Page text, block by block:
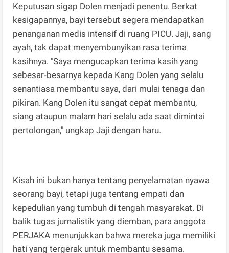
Keputusan sigap Dolen menjadi penentu. Berkat
kesigapannya, bayi tersebut segera mendapatkan
penanganan medis intensif di ruang PICU. Jaji, sang
ayah, tak dapat menyembunyikan rasa terima
kasihnya. "Saya mengucapkan terima kasih yang
sebesar-besarnya kepada Kang Dolen yang selalu
senantiasa membantu saya, dari mulai tenaga dan
pikiran. Kang Dolen itu sangat cepat membantu,
siang ataupun malam hari selalu ada saat dimintai
pertolongan," ungkap Jaji dengan haru.
Kisah ini bukan hanya tentang penyelamatan nyawa
seorang bayi, tetapi juga tentang empati dan
kepedulian yang tumbuh di tengah masyarakat. Di
balik tugas jurnalistik yang diemban, para anggota
PERJAKA menunjukkan bahwa mereka juga memiliki
hati yang tergerak untuk membantu sesama.